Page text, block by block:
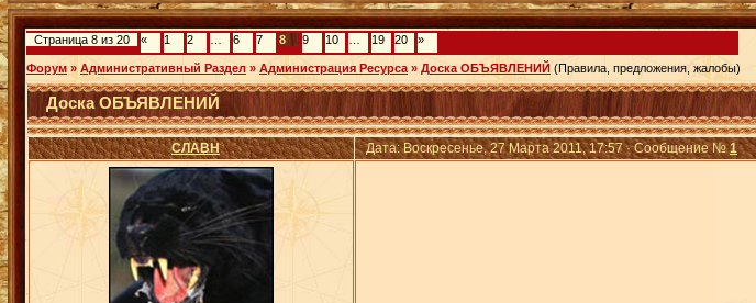
Страница 8 из 20 « 1 2 6 7 8 9 10 19 20 »
Форум » Административный Раздел » Администрация Ресурса » Доска ОБЪЯВЛЕНИЙ (Правила, предложения, жалобы)
Доска ОБЪЯВЛЕНИЙ
СЛАВН Дата: Воскресенье, 27 Марта 2011, 17:57 · Сообщение №1